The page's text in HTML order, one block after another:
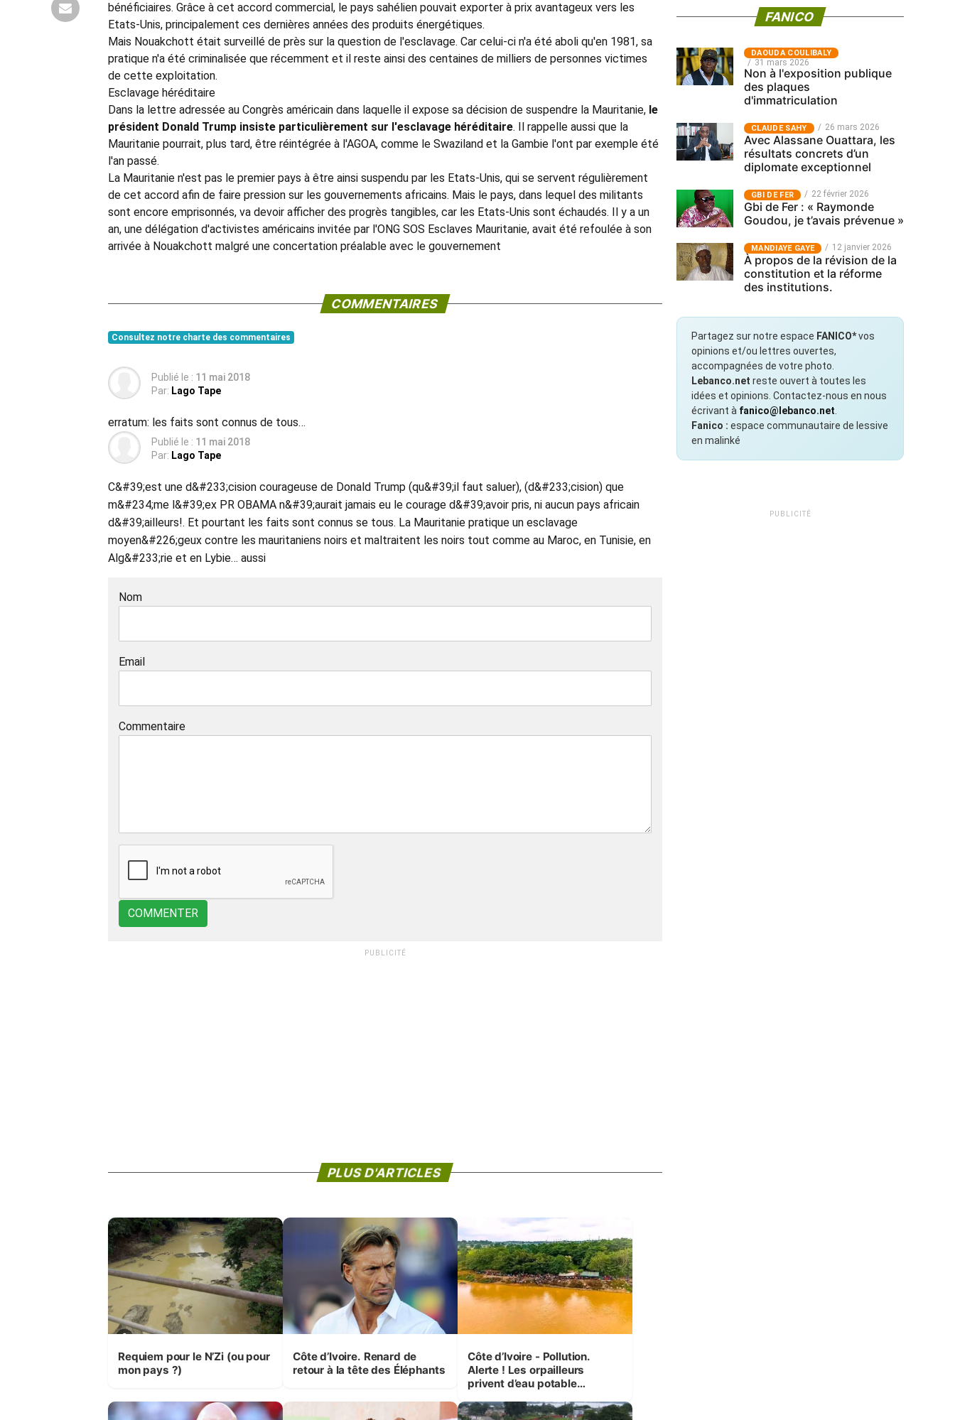
bénéficiaires. Grâce à cet accord commercial, le pays sahélien pouvait exporter à prix avantageux vers les
Etats-Unis, principalement ces dernières années des produits énergétiques.
Mais Nouakchott était surveillé de près sur la question de l'esclavage. Car celui-ci n'a été aboli qu'en 1981, sa
pratique n'a été criminalisée que récemment et il reste ainsi des centaines de milliers de personnes victimes
de cette exploitation.
Esclavage héréditaire
Dans la lettre adressée au Congrès américain dans laquelle il expose sa décision de suspendre la Mauritanie, le
président Donald Trump insiste particulièrement sur l'esclavage héréditaire. Il rappelle aussi que la
Mauritanie pourrait, plus tard, être réintégrée à l'AGOA, comme le Swaziland et la Gambie l'ont par exemple été
l'an passé.
La Mauritanie n'est pas le premier pays à être ainsi suspendu par les Etats-Unis, qui se servent régulièrement
de cet accord afin de faire pression sur les gouvernements africains. Mais le pays, dans lequel des militants
sont encore emprisonnés, va devoir afficher des progrès tangibles, car les Etats-Unis sont échaudés. Il y a un
an, une délégation d'activistes américains invitée par l'ONG SOS Esclaves Mauritanie, avait été refoulée à son
arrivée à Nouakchott malgré une concertation préalable avec le gouvernement
COMMENTAIRES
Consultez notre charte des commentaires
Publié le : 11 mai 2018
Par: Lago Tape
erratum: les faits sont connus de tous…
Publié le : 11 mai 2018
Par: Lago Tape
C&#39;est une d&#233;cision courageuse de Donald Trump (qu&#39;il faut saluer), (d&#233;cision) que
m&#234;me l&#39;ex PR OBAMA n&#39;aurait jamais eu le courage d&#39;avoir pris, ni aucun pays africain
d&#39;ailleurs!. Et pourtant les faits sont connus se tous. La Mauritanie pratique un esclavage
moyen&#226;geux contre les mauritaniens noirs et maltraitent les noirs tout comme au Maroc, en Tunisie, en
Alg&#233;rie et en Lybie… aussi
Nom
Email
Commentaire
COMMENTER
PUBLICITÉ
PLUS D'ARTICLES
Requiem pour le N’Zi (ou pour
mon pays ?)
Côte d’Ivoire. Renard de
retour à la tête des Éléphants
Côte d’Ivoire - Pollution.
Alerte ! Les orpailleurs
privent d’eau potable
autour d’Agboville
FANICO
‎DAOUDA COULIBALY
31 mars 2026
Non à l'exposition publique
des plaques
d'immatriculation
CLAUDE SAHY 26 mars 2026
Avec Alassane Ouattara, les
résultats concrets d’un
diplomate exceptionnel
GBI DE FER 22 février 2026
Gbi de Fer : « Raymonde
Goudou, je t’avais prévenue »
MANDIAYE GAYE 12 janvier 2026
À propos de la révision de la
constitution et la réforme
des institutions.
Partagez sur notre espace FANICO*vos
opinions et/ou lettres ouvertes,
accompagnées de votre photo.
Lebanco.net reste ouvert à toutes les
idées et opinions. Contactez-nous en nous
écrivant à fanico@lebanco.net
Fanico : espace communautaire de lessive
en malinké
PUBLICITÉ